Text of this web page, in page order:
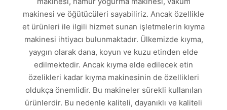
makinesi ve öğütücüleri sayabiliriz. Ancak özellikle
et ürünleri ile ilgili hizmet sunan işletmelerin kıyma
makinesi ihtiyacı bulunmaktadır. Ülkemizde kıyma,
yaygın olarak dana, koyun ve kuzu etinden elde
edilmektedir. Ancak kıyma elde edilecek etin
özelikleri kadar kıyma makinesinin de özellikleri
oldukça önemlidir. Bu makineler sürekli kullanılan
ürünlerdir. Bu nedenle kaliteli, dayanıklı ve kaliteli